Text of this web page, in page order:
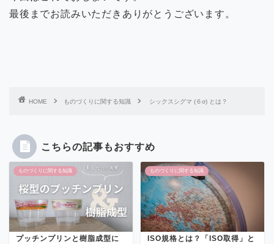
最後までお読みいただきありがとうございます。
HOME ものづくりに関する知識 シックスシグマ (６σ) とは？
こちらの記事もおすすめ
ものづくりに関する知識
プッチンプリンと樹脂成型に
ものづくりに関する知識
ISO規格とは？「ISO取得」と